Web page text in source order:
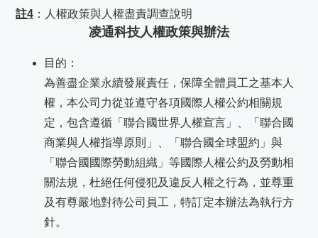
註4 ：人權政策與人權盡責調查說明
凌通科技人權政策與辦法
目的：
為善盡企業永續發展責任，保障全體員工之基本人
權，本公司力從並遵守各項國際人權公約相關規
定，包含遵循「聯合國世界人權宣言」、「聯合國
商業與人權指導原則」、「聯合國全球盟約」與
「聯合國國際勞動組織」等國際人權公約及勞動相
關法規，杜絕任何侵犯及違反人權之行為，並尊重
及有尊嚴地對待公司員工，特訂定本辦法為執行方
針。